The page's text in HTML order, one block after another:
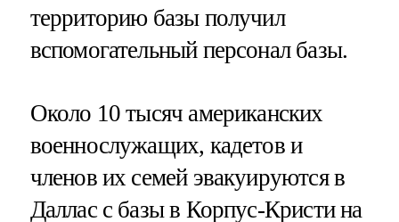
территорию базы получил
вспомогательный персонал базы.
Около 10 тысяч американских
военнослужащих, кадетов и
членов их семей эвакуируются в
Даллас с базы в Корпус-Кристи на